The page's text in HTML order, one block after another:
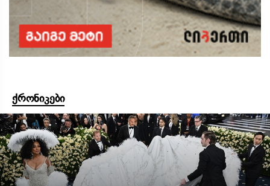
ქრონიკები